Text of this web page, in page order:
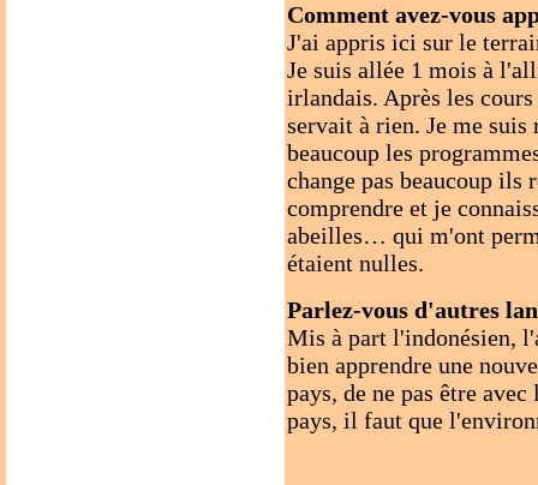
Comment avez-vous
J'ai appris ici sur le
Je suis allée 1 mois à
irlandais. Après les
servait à rien. Je me
beaucoup les
change pas beaucoup ils
comprendre et je
abeilles… qui m'ont
étaient nulles.
Parlez-vous d'autres
Mis à part l'indonésien,
bien apprendre une
pays, de ne pas être
pays, il faut que